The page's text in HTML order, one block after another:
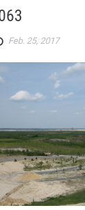
Feb. 25, 2017